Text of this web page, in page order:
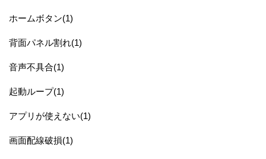
ホームボタン(1)
背面パネル割れ(1)
音声不具合(1)
起動ループ(1)
アプリが使えない(1)
画面配線破損(1)